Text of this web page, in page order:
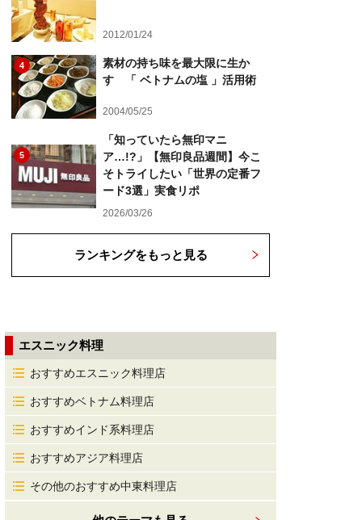
2012/01/24
4
素材の持ち味を最大限に生か
す 「 ベトナムの塩 」活用術
2004/05/25
5
「知っていたら無印マニ
ア…!?」【無印良品週間】今こ
そトライしたい「世界の定番フ
ード3選」実食リポ
2026/03/26
ランキングをもっと見る
エスニック料理
おすすめエスニック料理店
おすすめベトナム料理店
おすすめインド系料理店
おすすめアジア料理店
その他のおすすめ中東料理店